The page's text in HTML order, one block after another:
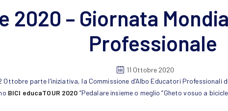
2020 – Giornata
Professionale
11 Ottobre 2020
parte l’iniziativa, la Commissione d’Albo Educatori Professionali
BICI educaTOUR 2020 “Pedalare insieme o meglio “Gheto vosuo a